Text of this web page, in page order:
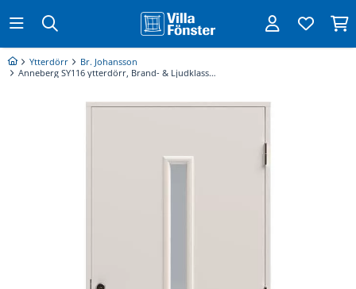
Ytterdörr
Br. Johansson
Anneberg SY116 ytterdörr, Brand- & Ljudklassad